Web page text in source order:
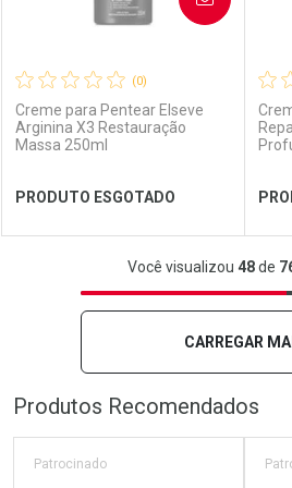
Ver Desconto Convênio
(0)
Creme para Pentear Elseve
Arginina X3 Restauração
Massa 250ml
PRODUTO ESGOTADO
FECHAR
FECHAR
Você visualizou 48de
CARREGAR
Produtos Recomendados
Patrocinado